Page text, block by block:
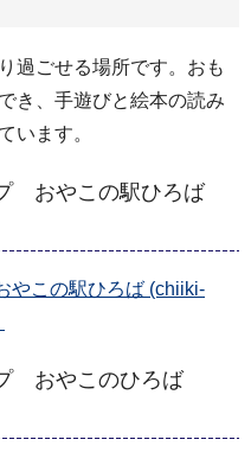
過ごせる場所です。おも
き、手遊びと絵本の読み
います。
おやこの駅ひろば
やこの駅ひろば (chiiki-
おやこのひろば